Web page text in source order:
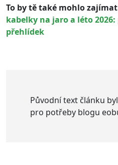
To by tě také mohlo zajímat
kabelky na jaro a léto
přehlídek
Původní text článku
pro potřeby blogu